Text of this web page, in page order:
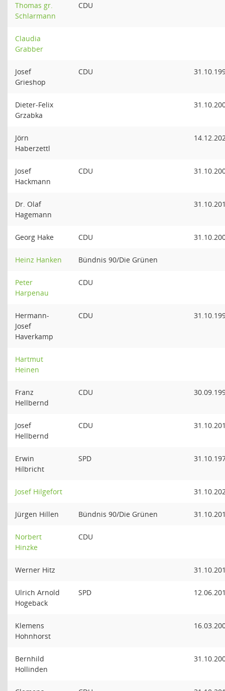
Thomas gr.
Schlarmann
CDU
Claudia
Grabber
Josef
Grieshop
CDU
Dieter-Felix
Grzabka
Jörn
Haberzettl
Josef
Hackmann
CDU
Dr. Olaf
Hagemann
Georg Hake CDU
Heinz Hanken Bündnis 90/Die Grünen
Peter
Harpenau
CDU
Hermann-
Josef
Haverkamp
CDU
Hartmut
Heinen
Franz
Hellbernd
CDU
Josef
Hellbernd
CDU
Erwin
Hilbricht
SPD
Josef Hilgefort
Jürgen Hillen Bündnis 90/Die Grünen
Norbert
Hinzke
CDU
Werner Hitz
Ulrich Arnold
Hogeback
SPD
Klemens
Hohnhorst
Bernhild
Hollinden